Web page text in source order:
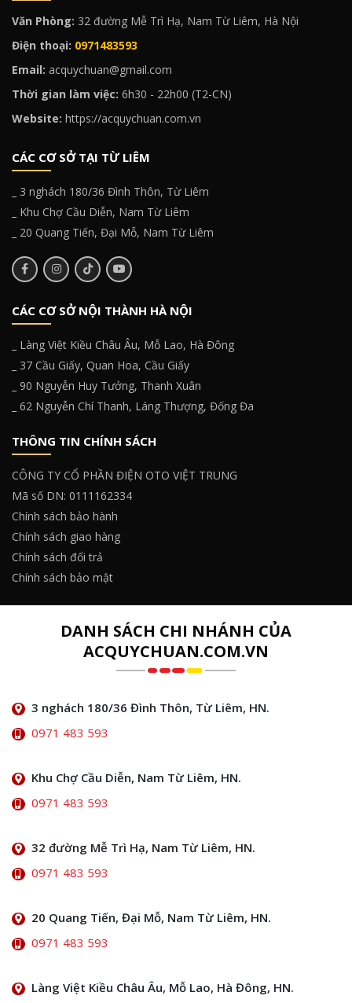
Văn Phòng: 32 đường Mễ Trì Hạ, Nam Từ Liêm, Hà Nội
Điện thoại: 0971483593
Email: acquychuan@gmail.com
Thời gian làm việc: 6h30 - 22h00 (T2-CN)
Website: https://acquychuan.com.vn
CÁC CƠ SỞ TẠI TỪ LIÊM
_ 3 nghách 180/36 Đình Thôn, Từ Liêm
_ Khu Chợ Cầu Diễn, Nam Từ Liêm
_ 20 Quang Tiến, Đại Mỗ, Nam Từ Liêm
CÁC CƠ SỞ NỘI THÀNH HÀ NỘI
_ Làng Việt Kiều Châu Âu, Mỗ Lao, Hà Đông
_ 37 Cầu Giấy, Quan Hoa, Cầu Giấy
_ 90 Nguyễn Huy Tưởng, Thanh Xuân
_ 62 Nguyễn Chí Thanh, Láng Thượng, Đống Đa
THÔNG TIN CHÍNH SÁCH
CÔNG TY CỔ PHẦN ĐIỆN OTO VIỆT TRUNG
Mã số DN: 0111162334
Chính sách bảo hành
Chính sách giao hàng
Chính sách đổi trả
Chính sách bảo mật
DANH SÁCH CHI NHÁNH CỦA
ACQUYCHUAN.COM.VN
3 nghách 180/36 Đình Thôn, Từ Liêm, HN.
0971 483 593
Khu Chợ Cầu Diễn, Nam Từ Liêm, HN.
0971 483 593
32 đường Mễ Trì Hạ, Nam Từ Liêm, HN.
0971 483 593
20 Quang Tiến, Đại Mỗ, Nam Từ Liêm, HN.
0971 483 593
Làng Việt Kiều Châu Âu, Mỗ Lao, Hà Đông, HN.